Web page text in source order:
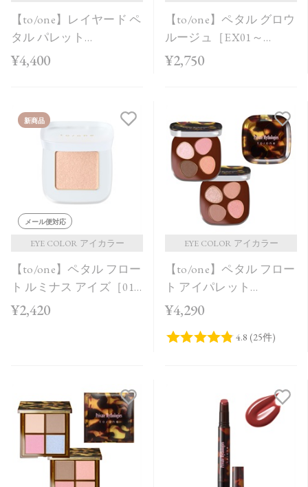
人気順
【to/one】レイヤード ペ
タル パレット
［EX03,EX04］＜2026
¥4,400
【to/one】ペタル グロウ
ルージュ［EX01～
EX04］＜2026 AW
¥2,750
新商品
メール便対応
EYE COLOR アイカラー
【to/one】ペタル フロー
ト ルミナス アイズ［01
～04］＜2026 AW
¥2,420
EYE COLOR アイカラー
【to/one】ペタル フロー
ト アイパレット
［EX11,EX12］＜限定品
¥4,290